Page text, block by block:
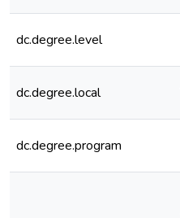
dc.degree.level
dc.degree.local
dc.degree.program